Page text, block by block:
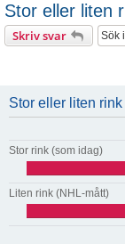
Stor eller liten
Skriv svar
Stor eller liten
Stor rink (som idag)
Liten rink (NHL-mått)